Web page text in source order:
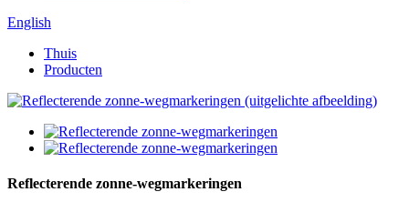
English
Thuis
Producten
Reflecterende zonne-wegmarkeringen